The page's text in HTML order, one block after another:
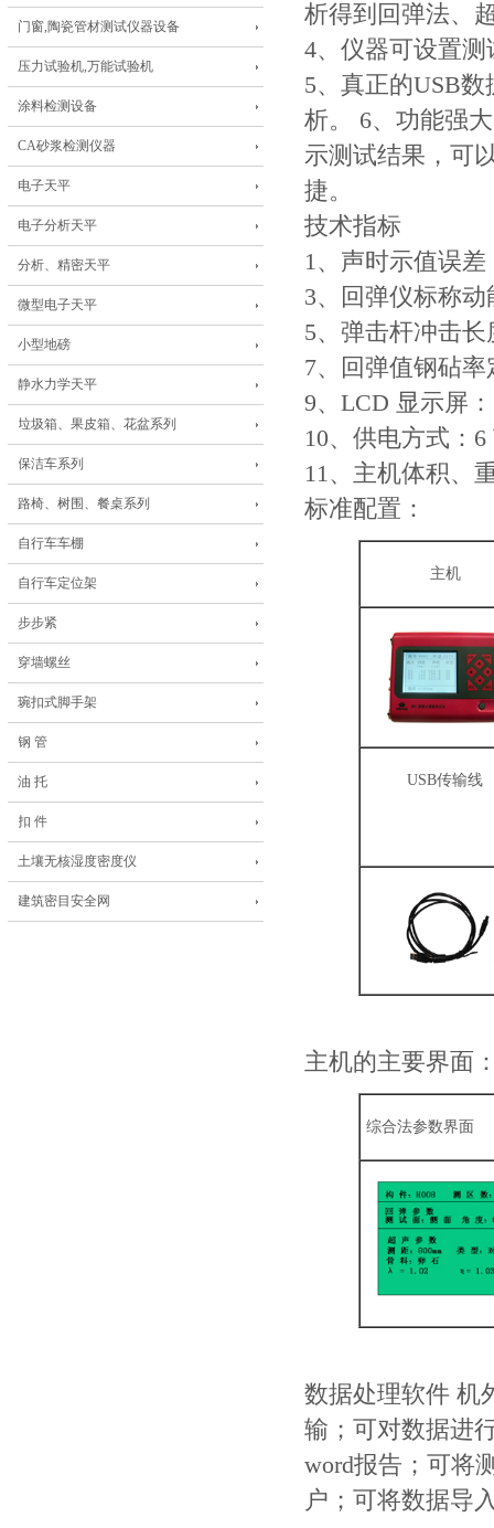
门窗,陶瓷管材测试仪器设备
压力试验机,万能试验机
涂料检测设备
CA砂浆检测仪器
电子天平
电子分析天平
分析、精密天平
微型电子天平
小型地磅
静水力学天平
垃圾箱、果皮箱、花盆系列
保洁车系列
路椅、树围、餐桌系列
自行车车棚
自行车定位架
步步紧
穿墙螺丝
琬扣式脚手架
钢 管
油 托
扣 件
土壤无核湿度密度仪
建筑密目安全网
析得到回弹法、
4、仪器可设置
5、真正的USB
析。 6、功能强
示测试结果，可
捷。
技术指标
1、声时示值误
3、回弹仪标称
5、弹击杆冲击
7、回弹值钢砧
9、LCD 显示屏
10、供电方式：
11、主机体积、
标准配置：
主机
USB传输线
主机的主要界面
综合法参数界面
数据处理软件 机
输；可对数据进
word报告；可将
户；可将数据导